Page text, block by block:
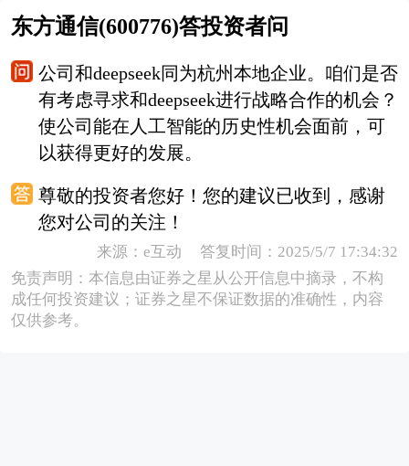
东方通信(600776)答投资者问
公司和deepseek同为杭州本地企业。咱们是否
有考虑寻求和deepseek进行战略合作的机会？
使公司能在人工智能的历史性机会面前，可
以获得更好的发展。
尊敬的投资者您好！您的建议已收到，感谢
您对公司的关注！
来源：e互动 答复时间：2025/5/7 17:34:32
免责声明：本信息由证券之星从公开信息中摘录，不构
成任何投资建议；证券之星不保证数据的准确性，内容
仅供参考。